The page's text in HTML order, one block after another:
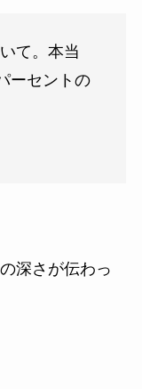
て。本当
ーセントの
深さが伝わっ